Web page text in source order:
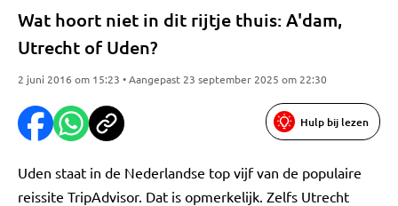
Wat hoort niet in dit rijtje thuis: A'dam,
Utrecht of Uden?
2 juni 2016 om 15:23 • Aangepast 23 september 2025 om 22:30
Hulp bij lezen
Uden staat in de Nederlandse top vijf van de populaire
reissite TripAdvisor. Dat is opmerkelijk. Zelfs Utrecht